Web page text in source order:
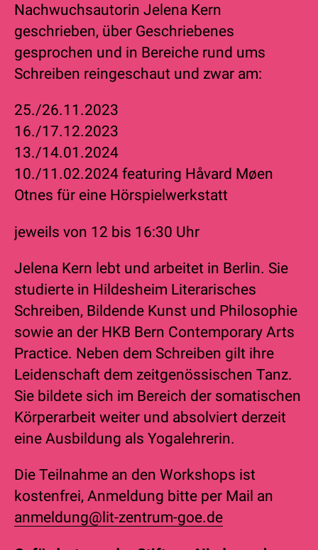
Nachwuchsautorin Jelena Kern
geschrieben, über Geschriebenes
gesprochen und in Bereiche rund ums
Schreiben reingeschaut und zwar am:
25./26.11.2023
16./17.12.2023
13./14.01.2024
10./11.02.2024 featuring Håvard Møen
Otnes für eine Hörspielwerkstatt
jeweils von 12 bis 16:30 Uhr
Jelena Kern lebt und arbeitet in Berlin. Sie
studierte in Hildesheim Literarisches
Schreiben, Bildende Kunst und Philosophie
sowie an der HKB Bern Contemporary Arts
Practice. Neben dem Schreiben gilt ihre
Leidenschaft dem zeitgenössischen Tanz.
Sie bildete sich im Bereich der somatischen
Körperarbeit weiter und absolviert derzeit
eine Ausbildung als Yogalehrerin.
Die Teilnahme an den Workshops ist
kostenfrei, Anmeldung bitte per Mail an
anmeldung@lit-zentrum-goe.de